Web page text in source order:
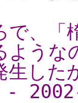
で、「
ような
生し
-